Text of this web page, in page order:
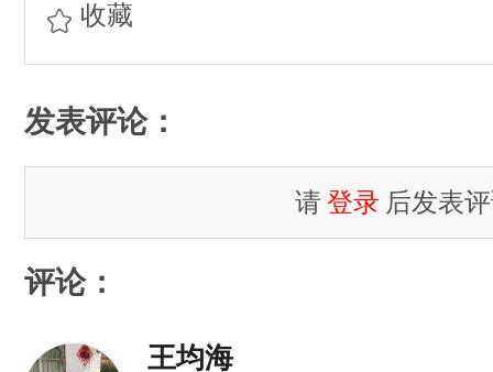
收藏
发表评论：
请 登录 后发表
评论：
王均海